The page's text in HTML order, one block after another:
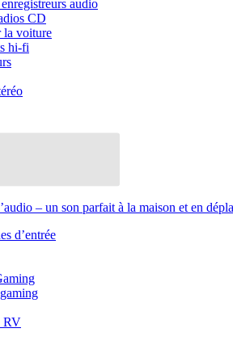
enregistreurs audio
CD
la voiture
hi-fi
– un son parfait à la maison et en
d’entrée
RV